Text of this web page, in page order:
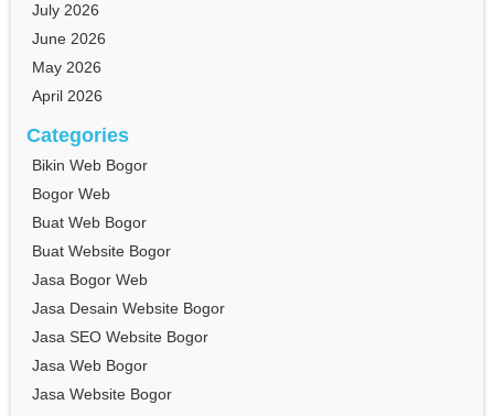
July 2026
June 2026
May 2026
April 2026
Categories
Bikin Web Bogor
Bogor Web
Buat Web Bogor
Buat Website Bogor
Jasa Bogor Web
Jasa Desain Website Bogor
Jasa SEO Website Bogor
Jasa Web Bogor
Jasa Website Bogor